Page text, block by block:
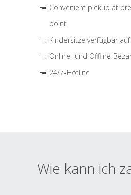
Convenient pickup at
point
Kindersitze verfügbar
Online- und Offline-
24/7-Hotline
Wie kann ich